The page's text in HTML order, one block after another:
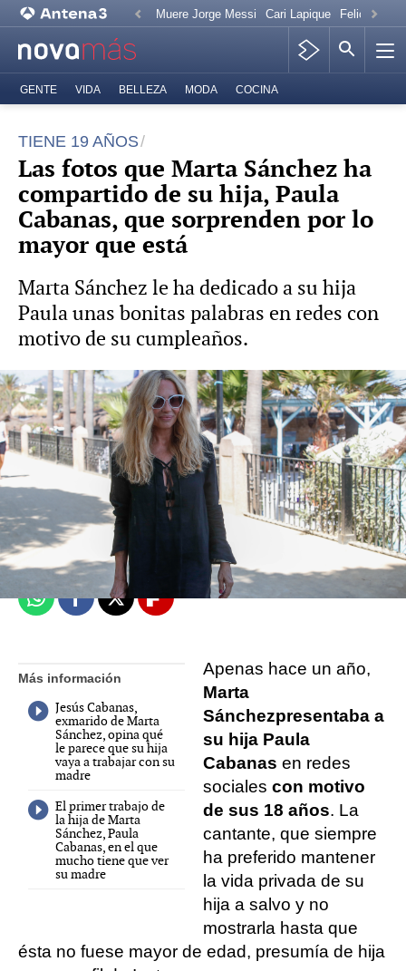
Muere Jorge Messi Cari Lapique Felicitación
GENTE VIDA BELLEZA MODA COCINA
TIENE 19 AÑOS
Las fotos que Marta Sánchez ha
compartido de su hija, Paula
Cabanas, que sorprenden por lo
mayor que está
Marta Sánchez le ha dedicado a su hija
Paula unas bonitas palabras en redes con
motivo de su cumpleaños.
Estela Alba
Madrid
Publicado: 02 de agosto de 2022, 12:33
WhatsappFacebook
X Flipboard
Más información
Jesús Cabanas,
exmarido de Marta
Sánchez, opina qué
le parece que su hija
vaya a trabajar con su
madre
El primer trabajo de
la hija de Marta
Sánchez, Paula
Cabanas, en el que
mucho tiene que ver
su madre
Apenas hace un año,
Marta
Sánchezpresentaba a
su hija Paula
Cabanas en redes
sociales con motivo
de sus 18 años. La
cantante, que siempre
ha preferido mantener
la vida privada de su
hija a salvo y no
mostrarla hasta que
ésta no fuese mayor de edad, presumía de hija